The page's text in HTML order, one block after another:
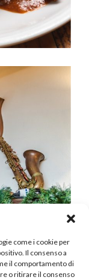
come i cookie per
Il consenso a
il comportamento di
o ritirare il consenso